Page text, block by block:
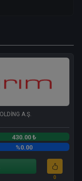
A.Ş.
430.00 ₺
%0.00
0